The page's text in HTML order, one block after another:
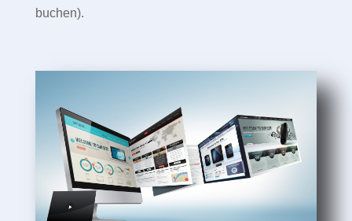
buchen).